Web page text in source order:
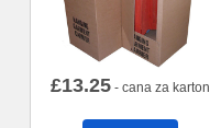
£13.25- cana za karton